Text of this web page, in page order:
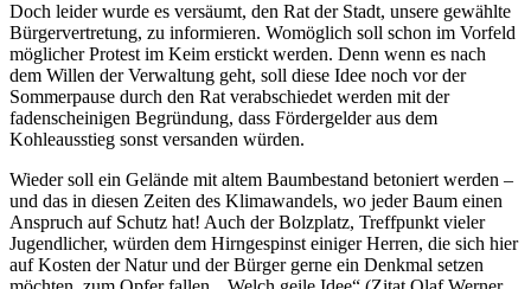
Doch leider wurde es versäumt, den Rat der Stadt, unsere gewählte
Bürgervertretung, zu informieren. Womöglich soll schon im Vorfeld
möglicher Protest im Keim erstickt werden. Denn wenn es nach
dem Willen der Verwaltung geht, soll diese Idee noch vor der
Sommerpause durch den Rat verabschiedet werden mit der
fadenscheinigen Begründung, dass Fördergelder aus dem
Kohleausstieg sonst versanden würden.
Wieder soll ein Gelände mit altem Baumbestand betoniert werden –
und das in diesen Zeiten des Klimawandels, wo jeder Baum einen
Anspruch auf Schutz hat! Auch der Bolzplatz, Treffpunkt vieler
Jugendlicher, würden dem Hirngespinst einiger Herren, die sich hier
auf Kosten der Natur und der Bürger gerne ein Denkmal setzen